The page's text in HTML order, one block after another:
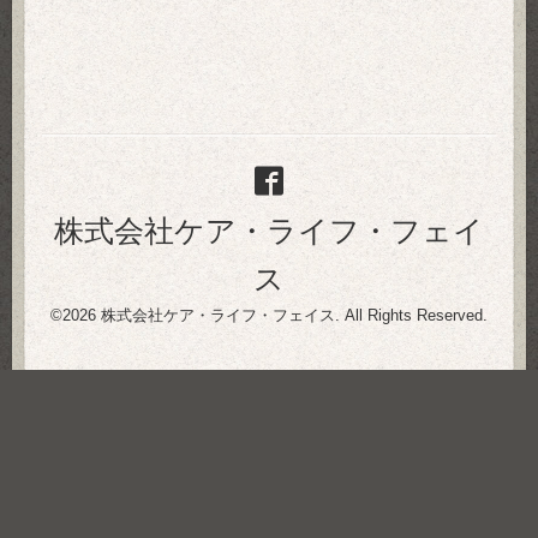
株式会社ケア・ライフ・フェイ
ス
©2026 株式会社ケア・ライフ・フェイス . All Rights Reserved.